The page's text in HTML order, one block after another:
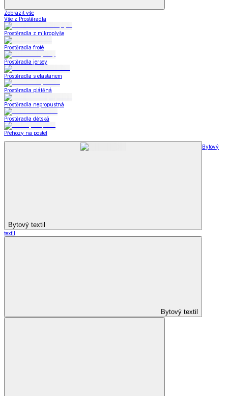
Zobrazit vše
Vše z Prostěradla
Prostěradla z mikroplyše
Prostěradla froté
Prostěradla jersey
Prostěradla s elastanem
Prostěradla plátěná
Prostěradla nepropustná
Prostěradla dětská
Přehozy na postel
Bytový textil
Bytový
textil
Bytový textil